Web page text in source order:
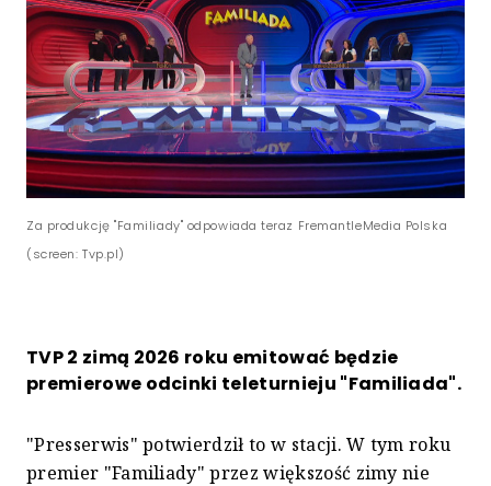
Za produkcję "Familiady" odpowiada teraz FremantleMedia Polska
(screen: Tvp.pl)
TVP 2 zimą 2026 roku emitować będzie
premierowe odcinki teleturnieju "Familiada".
"Presserwis" potwierdził to w stacji. W tym roku
premier "Familiady" przez większość zimy nie